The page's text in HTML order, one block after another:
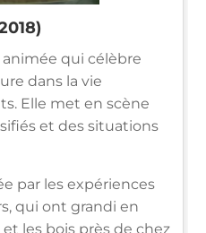
animée qui célèbre
dans la vie
Elle met en scène
et des situations
par les expériences
qui ont grandi en
les bois près de chez